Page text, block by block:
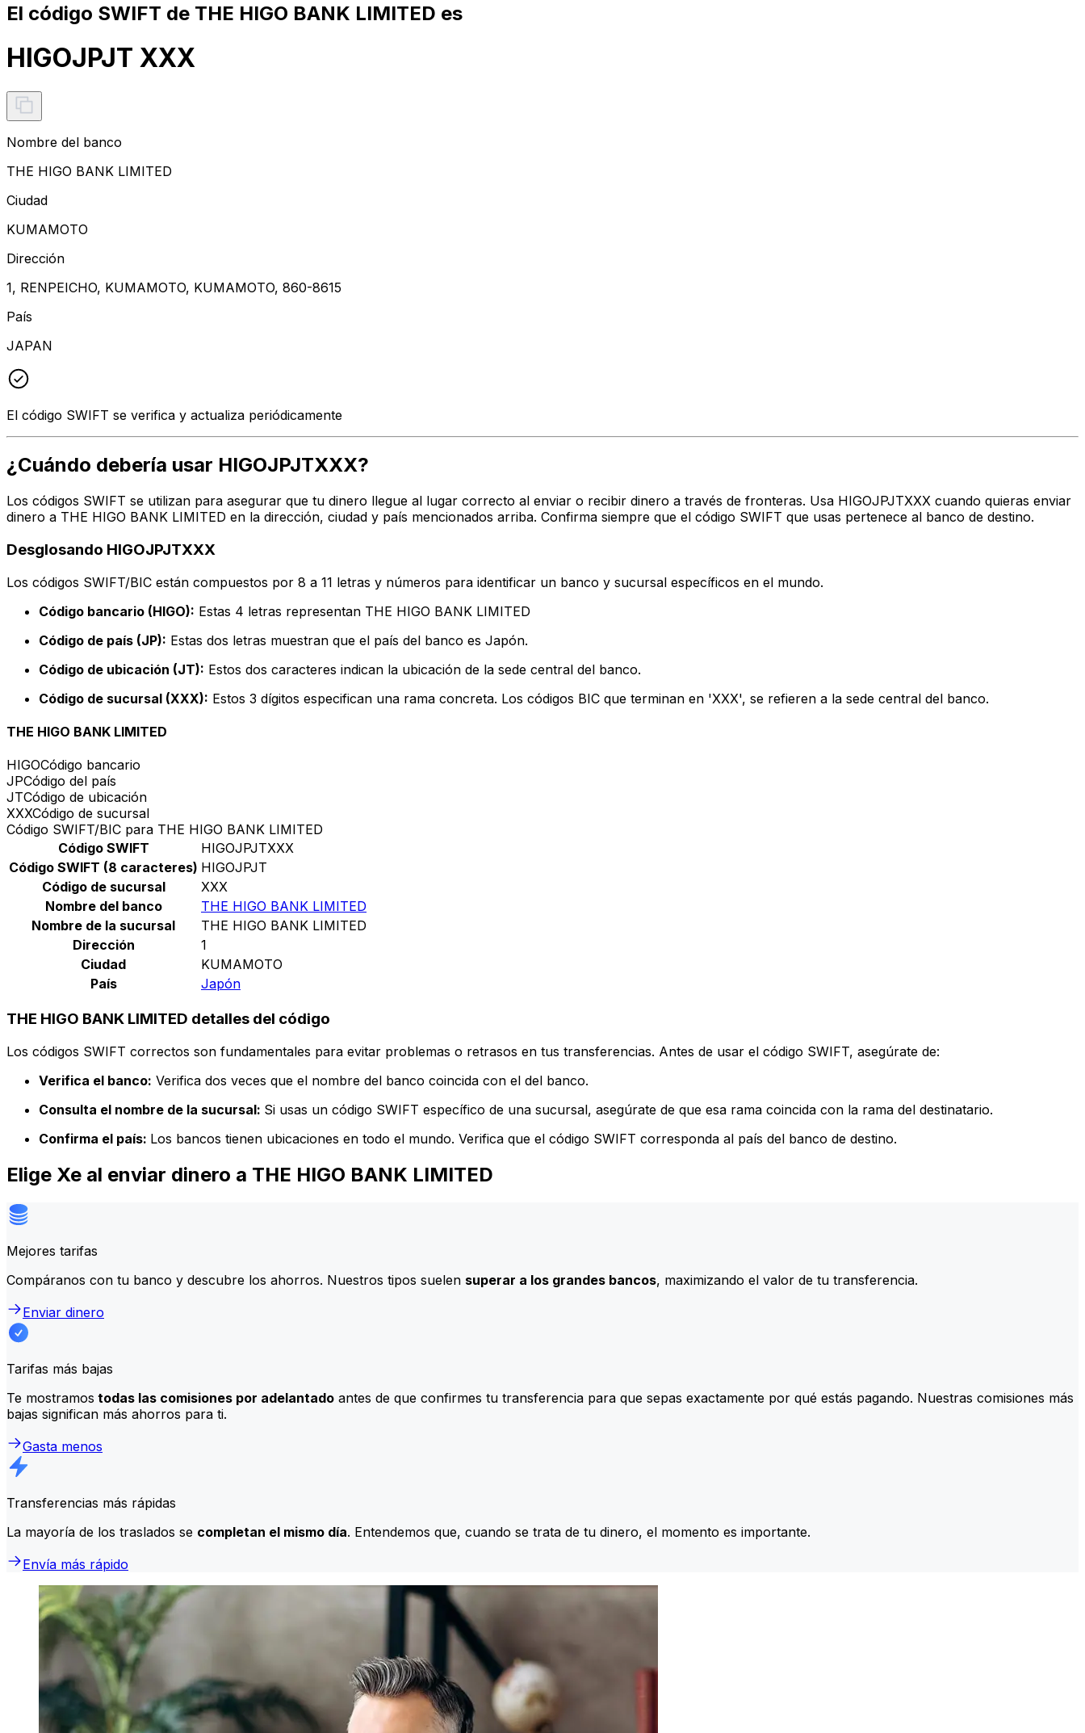
El código SWIFT de THE HIGO BANK LIMITED es
HIGOJPJT XXX
Nombre del banco
THE HIGO BANK LIMITED
Ciudad
KUMAMOTO
Dirección
1, RENPEICHO, KUMAMOTO, KUMAMOTO, 860-8615
País
JAPAN
El código SWIFT se verifica y actualiza periódicamente
¿Cuándo debería usar HIGOJPJTXXX?
Los códigos SWIFT se utilizan para asegurar que tu dinero llegue al lugar correcto al enviar o recibir dinero a través de fronteras. Usa HIGOJPJTXXX cuando quieras enviar
dinero a THE HIGO BANK LIMITED en la dirección, ciudad y país mencionados arriba. Confirma siempre que el código SWIFT que usas pertenece al banco de destino.
Desglosando HIGOJPJTXXX
Los códigos SWIFT/BIC están compuestos por 8 a 11 letras y números para identificar un banco y sucursal específicos en el mundo.
Código bancario (HIGO): Estas 4 letras representan THE HIGO BANK LIMITED
Código de país (JP): Estas dos letras muestran que el país del banco es Japón.
Código de ubicación (JT): Estos dos caracteres indican la ubicación de la sede central del banco.
Código de sucursal (XXX): Estos 3 dígitos especifican una rama concreta. Los códigos BIC que terminan en 'XXX', se refieren a la sede central del banco.
THE HIGO BANK LIMITED
HIGOCódigo bancario
JPCódigo del país
JTCódigo de ubicación
XXXCódigo de sucursal
Código SWIFT/BIC para THE HIGO BANK LIMITED
Código SWIFT
HIGOJPJTXXX
Código SWIFT (8 caracteres) HIGOJPJT
Código de sucursal
XXX
Nombre del banco
THE HIGO BANK LIMITED
Nombre de la sucursal
THE HIGO BANK LIMITED
Dirección
1
Ciudad
KUMAMOTO
País
Japón
THE HIGO BANK LIMITED detalles del código
Los códigos SWIFT correctos son fundamentales para evitar problemas o retrasos en tus transferencias. Antes de usar el código SWIFT, asegúrate de:
Verifica el banco: Verifica dos veces que el nombre del banco coincida con el del banco.
Consulta el nombre de la sucursal: Si usas un código SWIFT específico de una sucursal, asegúrate de que esa rama coincida con la rama del destinatario.
Confirma el país: Los bancos tienen ubicaciones en todo el mundo. Verifica que el código SWIFT corresponda al país del banco de destino.
Elige Xe al enviar dinero a THE HIGO BANK LIMITED
Mejores tarifas
Compáranos con tu banco y descubre los ahorros. Nuestros tipos suelen superar a los grandes bancos, maximizando el valor de tu transferencia.
Enviar dinero
Tarifas más bajas
Te mostramos todas las comisiones por adelantado antes de que confirmes tu transferencia para que sepas exactamente por qué estás pagando. Nuestras comisiones más
bajas significan más ahorros para ti.
Gasta menos
Transferencias más rápidas
La mayoría de los traslados se completan el mismo día. Entendemos que, cuando se trata de tu dinero, el momento es importante.
Envía más rápido